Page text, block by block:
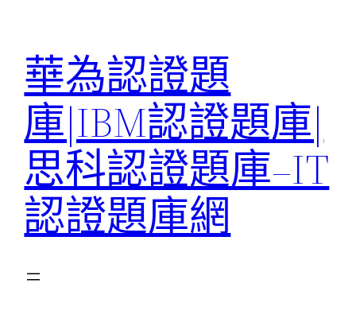
華為認證題
庫|IBM認證題庫|
思科認證題庫–IT
認證題庫網